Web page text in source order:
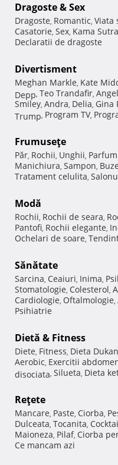
Dragoste & Sex
Dragoste, Romantic, Viata
Casatorie, Sex, Kama Sutra
Declaratii de dragoste
Divertisment
Meghan Markle, Kate
Depp, Teo Trandafir,
Smiley, Andra, Delia, Gina
Trump, Program TV,
Frumuseţe
Păr, Rochii, Unghii,
Manichiura, Sampon, Buze
Tratament celulita,
Modă
Rochii, Rochii de seara,
Pantofi, Rochii elegante,
Ochelari de soare,
Sănătate
Sarcina, Ceaiuri, Inima,
Stomatologie, Colesterol,
Cardiologie, Oftalmologie,
Psihiatrie
Dietă & Fitness
Diete, Fitness, Dieta Dukan
Aerobic, Exercitii
disociata, Silueta, Dieta
Reţete
Mancare, Paste, Ciorba,
Dulceata, Tocanita,
Maioneza, Pilaf, Ciorba
Ce mancam azi